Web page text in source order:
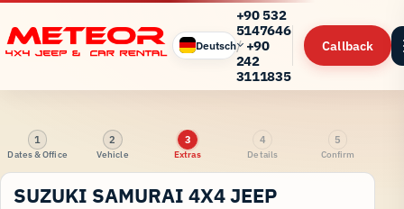
Deutsch
+90 532
5147646
/ +90
242
3111835
Callback
1
Dates & Office
2
Vehicle
3
Extras
4
Details
5
Confirm
SUZUKI SAMURAI 4X4 JEEP